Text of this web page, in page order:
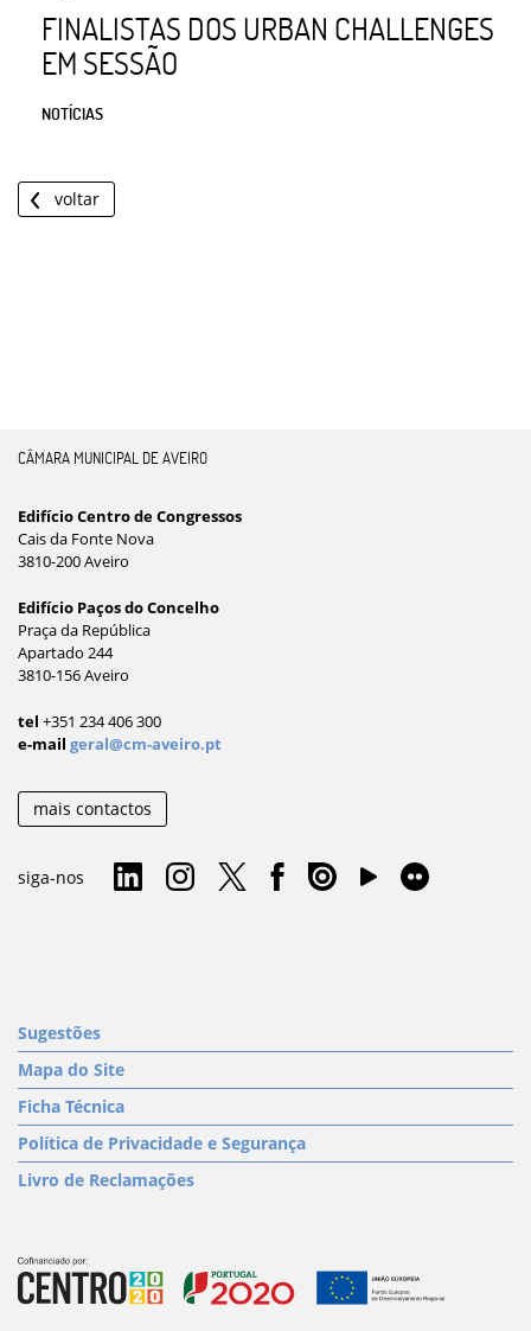
FINALISTAS DOS URBAN CHALLENGES
EM SESSÃO
NOTÍCIAS
voltar
CÂMARA MUNICIPAL DE AVEIRO
Edifício Centro de Congressos
Cais da Fonte Nova
3810-200 Aveiro
Edifício Paços do Concelho
Praça da República
Apartado 244
3810-156 Aveiro
tel +351 234 406 300
e-mail geral@cm-aveiro.pt
mais contactos
siga-nos
Sugestões
Mapa do Site
Ficha Técnica
Política de Privacidade e Segurança
Livro de Reclamações